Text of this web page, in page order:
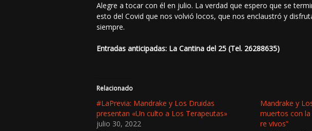
Alegre a tocar con él en julio. La verdad que espero que se
esto del Covid que nos volvió locos, que nos enclaustró y
siempre.
Entradas anticipadas: La Cantina del 25 (Tel. 26288635)
Relacionado
#LaPrevia: Mandrake y Los Druidas
presentan «Un culto a Los Terapeutas»
julio 30, 2022
Mandrake y
muertos con
re vivos”